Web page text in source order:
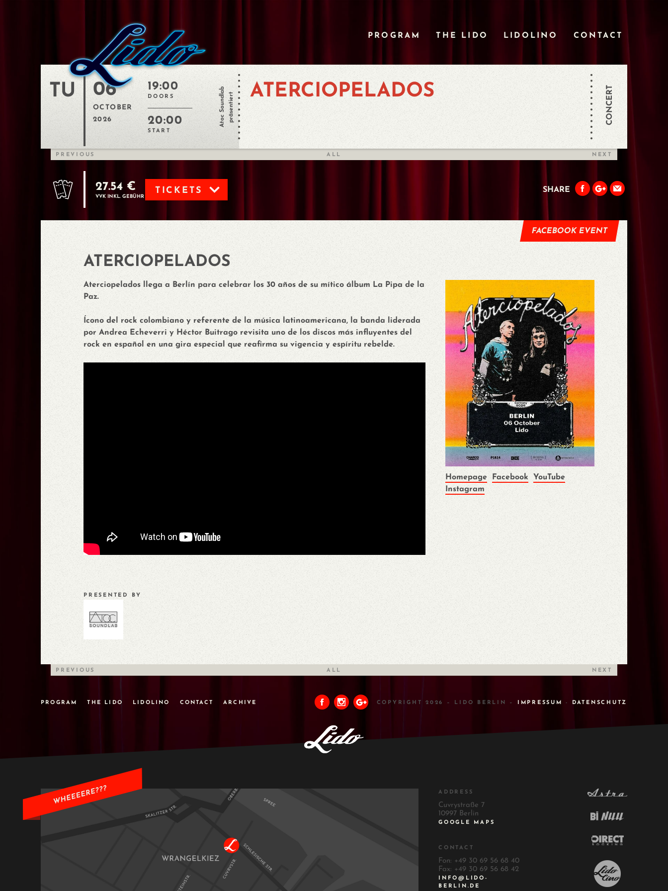
PROGRAM THE LIDO LIDOLINO CONTACT
TU 06
OCTOBER
2026
19:00
DOORS
20:00
START
Atoc Soundlabpräsentiert ATERCIOPELADOS CONCERT
PREVIOUS ALL NEXT
27.54 €
VVK INKL. GEBÜHR
TICKETS SHARE
FACEBOOK EVENT
Homepage Facebook
YouTube
Instagram
ATERCIOPELADOS
Aterciopelados llega a Berlín para celebrar los 30 años de su mítico álbum La Pipa de la
Paz.
Ícono del rock colombiano y referente de la música latinoamericana, la banda liderada
por Andrea Echeverri y Héctor Buitrago revisita uno de los discos más influyentes del
rock en español en una gira especial que reafirma su vigencia y espíritu rebelde.
PRESENTED BY
PREVIOUS ALL NEXT
PROGRAM THE LIDO LIDOLINO CONTACT ARCHIVE COPYRIGHT 2026 – LIDO BERLIN – IMPRESSUM - DATENSCHUTZ
ADDRESS
Cuvrystraße 7
10997 Berlin
GOOGLE MAPS
CONTACT
Fon: +49 30 69 56 68 40
Fax: +49 30 69 56 68 42
INFO@LIDO-
BERLIN.DE